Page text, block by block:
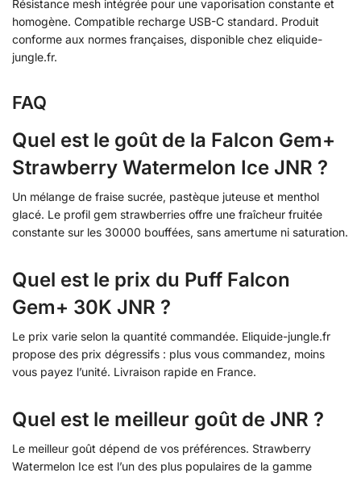
Résistance mesh intégrée pour une vaporisation constante et
homogène. Compatible recharge USB-C standard. Produit
conforme aux normes françaises, disponible chez eliquide-
jungle.fr.
FAQ
Quel est le goût de la Falcon Gem+
Strawberry Watermelon Ice JNR ?
Un mélange de fraise sucrée, pastèque juteuse et menthol
glacé. Le profil gem strawberries offre une fraîcheur fruitée
constante sur les 30000 bouffées, sans amertume ni saturation.
Quel est le prix du Puff Falcon
Gem+ 30K JNR ?
Le prix varie selon la quantité commandée. Eliquide-jungle.fr
propose des prix dégressifs : plus vous commandez, moins
vous payez l’unité. Livraison rapide en France.
Quel est le meilleur goût de JNR ?
Le meilleur goût dépend de vos préférences. Strawberry
Watermelon Ice est l’un des plus populaires de la gamme